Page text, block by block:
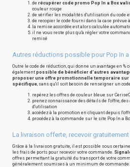
de récupérer code promo Pop In a Box
couleur rouge
de vérifier les modalités d'utilisation du code
de recopier le code fourni dans la case prévue
la remise accordée est alors calculée
il ne vous reste plus qu'à régler votre
remisé
Autres réductions possible pour Pop In
Outre le code de réduction, qui donne un avantage en %
également possible de bénéficier d'autres
proposer une offre promotionnelle temporaire sur
spécifique, sans qu'il soit besoin de renseigner un
repérez les offres de couleur bleue sur
prenez connaissance des détails de l'offre,
d'utilisation
accédez à la promotion en cliquant depuis
procédez à la commande sur le site Pop In a
La livraison offerte, recevoir
Grâce à la livraison gratuite, il est possible sous
les frais de ports pour recevoir votre commande.
offres permettant la gratuité du transport de votre
généralement soumises à un minimum de